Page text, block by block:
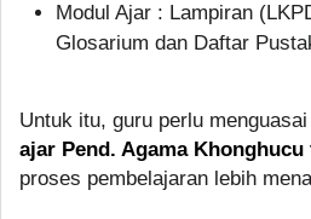
Modul Ajar : Lampiran
Glosarium dan Daftar
Untuk itu, guru perlu
ajar Pend. Agama
proses pembelajaran lebih